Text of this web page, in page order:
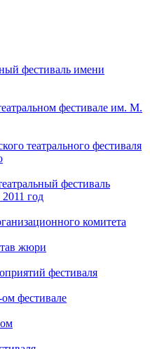
фестиваль имени
фестивале им. М.
театрального фестиваля
фестиваль
год
комитета
жюри
фестиваля
фестивале